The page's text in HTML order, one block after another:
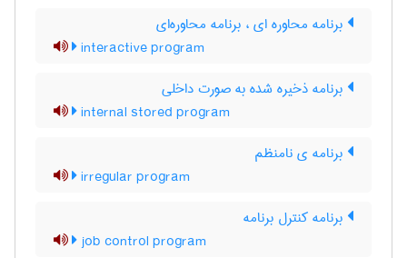
برنامه محاوره ای ، برنامه محاوره‌ای
interactive program
برنامه ذخیره شده به صورت داخلی
internal stored program
برنامه ی نامنظم
irregular program
برنامه کنترل برنامه
job control program